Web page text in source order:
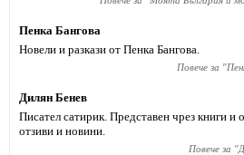
Пенка Бангова
Новели и разкази от Пенка Бангова.
Повече за "
Дилян Бенев
Писател сатирик. Представен чрез книги и
отзиви и новини.
Повече за "